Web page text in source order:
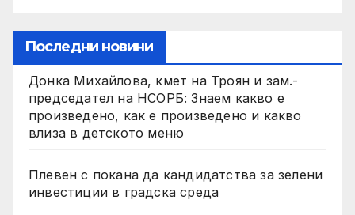
Последни новини
Донка Михайлова, кмет на Троян и зам.-
председател на НСОРБ: Знаем какво е
произведено, как е произведено и какво
влиза в детското меню
Плевен с покана да кандидатства за зелени
инвестиции в градска среда